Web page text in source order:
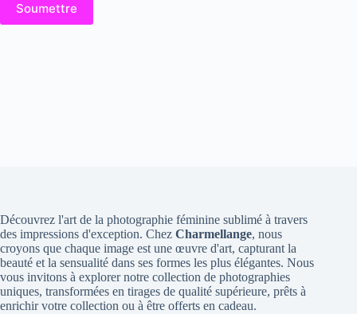
Soumettre
Découvrez l'art de la photographie féminine sublimé à travers
des impressions d'exception. Chez Charmellange, nous
croyons que chaque image est une œuvre d'art, capturant la
beauté et la sensualité dans ses formes les plus élégantes. Nous
vous invitons à explorer notre collection de photographies
uniques, transformées en tirages de qualité supérieure, prêts à
enrichir votre collection ou à être offerts en cadeau.